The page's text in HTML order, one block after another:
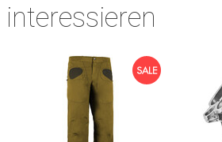
interessieren